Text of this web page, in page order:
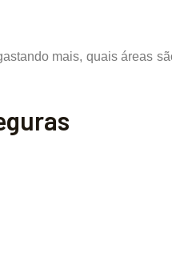
mais, quais áreas